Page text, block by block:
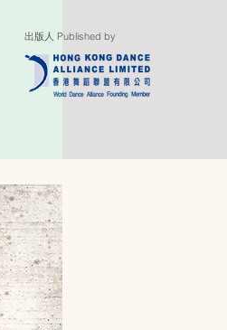
出版人 Published by